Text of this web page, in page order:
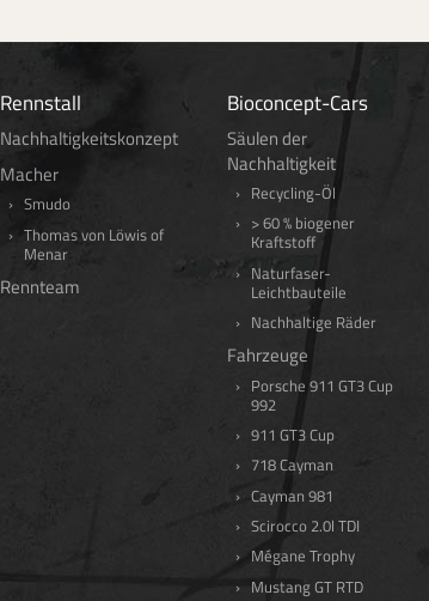
Rennstall
Nachhaltigkeitskonzept
Macher
Smudo
Thomas von Löwis of
Menar
Rennteam
Bioconcept-Cars
Säulen der
Nachhaltigkeit
Recycling-Öl
> 60 % biogener
Kraftstoff
Naturfaser-
Leichtbauteile
Nachhaltige Räder
Fahrzeuge
Porsche 911 GT3 Cup
992
911 GT3 Cup
718 Cayman
Cayman 981
Scirocco 2.0l TDI
Mégane Trophy
Mustang GT RTD